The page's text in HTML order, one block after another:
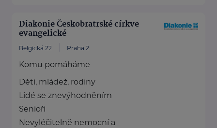
Diakonie Českobratrské církve
evangelické
Belgická 22 Praha 2
Komu pomáháme
Děti, mládež, rodiny
Lidé se znevýhodněním
Senioři
Nevyléčitelně nemocní a